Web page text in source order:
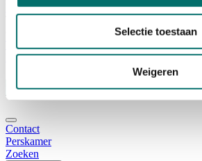
Selectie toestaan
Weigeren
Vacatures
Ticket kopen voor Horecava
TICKETS HORECAVA
NIEUWSBRIEF
Contact
Perskamer
Zoeken